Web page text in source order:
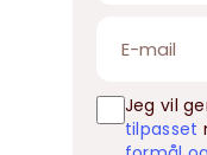
Jeg vil
tilpasset